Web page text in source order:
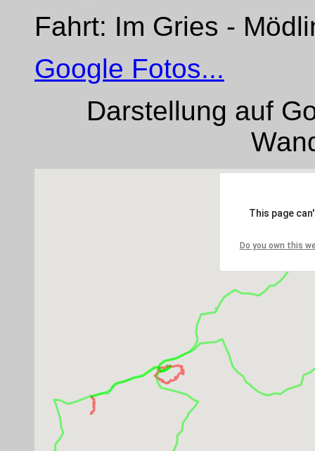
Fahrt: Im Gries -
Google Fotos...
Darstellung auf
This page
Do you own this